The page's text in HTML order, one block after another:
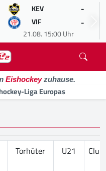
KEV -
VIF -
21.08. 15:00 Uhr
Eishockeyzuhause.
Liga Europas
Torhüter U21